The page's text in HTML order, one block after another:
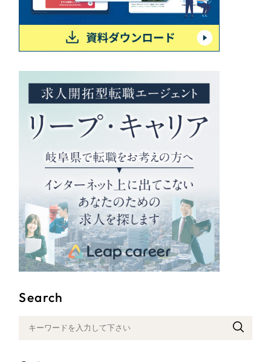
Search